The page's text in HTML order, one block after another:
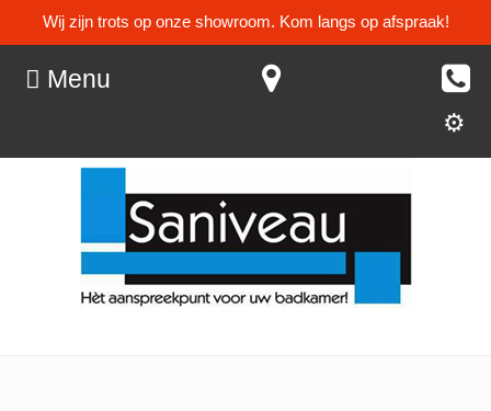
Wij zijn trots op onze showroom. Kom langs op afspraak!
Menu